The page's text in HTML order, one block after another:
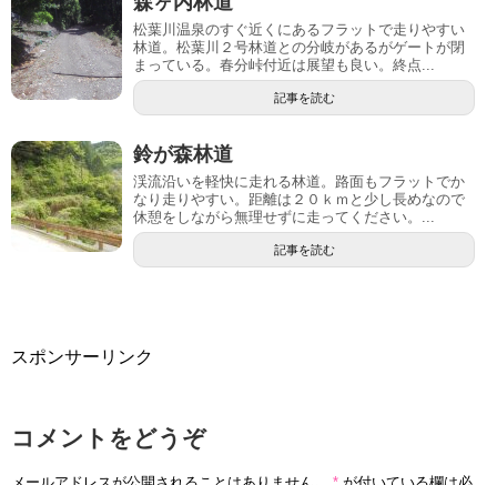
松葉川温泉のすぐ近くにあるフラットで走りやすい
林道。松葉川２号林道との分岐があるがゲートが閉
まっている。春分峠付近は展望も良い。終点...
記事を読む
鈴が森林道
渓流沿いを軽快に走れる林道。路面もフラットでか
なり走りやすい。距離は２０ｋｍと少し長めなので
休憩をしながら無理せずに走ってください。...
記事を読む
スポンサーリンク
コメントをどうぞ